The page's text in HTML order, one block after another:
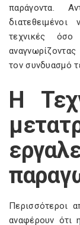
παράγοντα.
τεχνικές όσο
τον συνδυασμό
Η
Περισσότεροι
αναφέρουν ότι